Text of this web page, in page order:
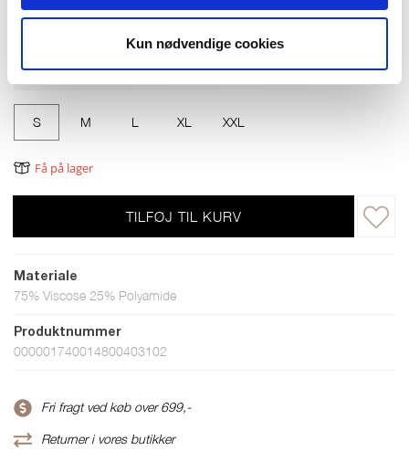
Kun nødvendige cookies
Vælg Størrelse
S M L XL XXL
Få på lager
TILFØJ TIL KURV
Materiale
75% Viscose 25% Polyamide
Produktnummer
000001740014800403102
Fri fragt ved køb over 699,-
Returner i vores butikker